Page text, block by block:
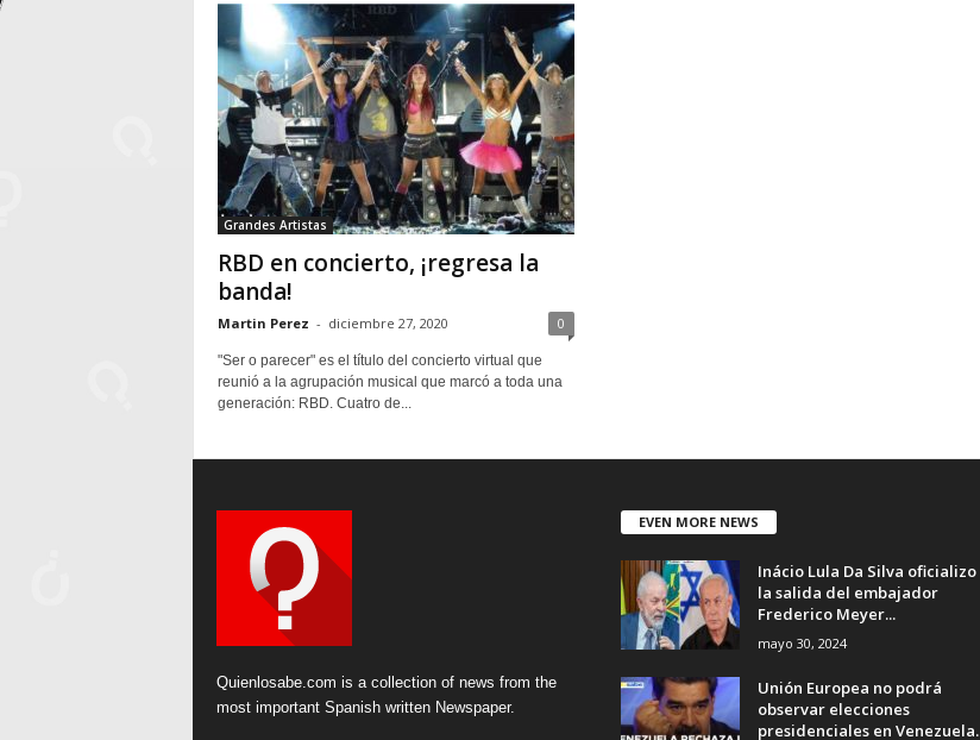
Grandes Artistas
RBD en concierto, ¡regresa la
banda!
Martin Perez - diciembre 27, 2020 0
"Ser o parecer" es el título del concierto virtual que
reunió a la agrupación musical que marcó a toda una
generación: RBD. Cuatro de...
Quienlosabe.com is a collection of news from the
most important Spanish written Newspaper.
EVEN MORE NEWS
Inácio Lula Da Silva oficializo
la salida del embajador
Frederico Meyer...
mayo 30, 2024
Unión Europea no podrá
observar elecciones
presidenciales en Venezuela.